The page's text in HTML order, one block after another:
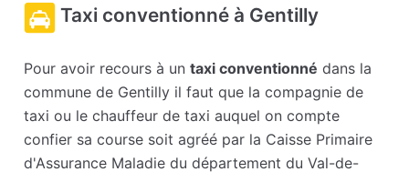
Taxi conventionné à Gentilly
Pour avoir recours à untaxi conventionné dans la
commune de Gentilly il faut que la compagnie de
taxi ou le chauffeur de taxi auquel on compte
confier sa course soit agréé par la Caisse Primaire
d'Assurance Maladie du département du Val-de-